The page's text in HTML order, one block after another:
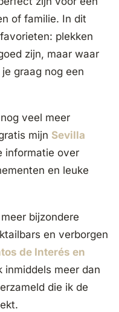
of familie. In dit
plekken
zijn, maar waar
graag nog een
veel meer
mijn Sevilla
informatie over
en leuke
bijzondere
en verborgen
de Interés en
inmiddels meer dan
die ik de